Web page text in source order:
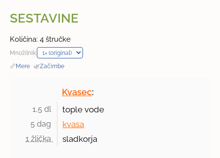
SESTAVINE
Količina: 4 štručke
Množilnik:
📏Mere · 🌿Začimbe
Kvasec:
1,5 dl tople vode
5 dag kvasa
1 žlička sladkorja